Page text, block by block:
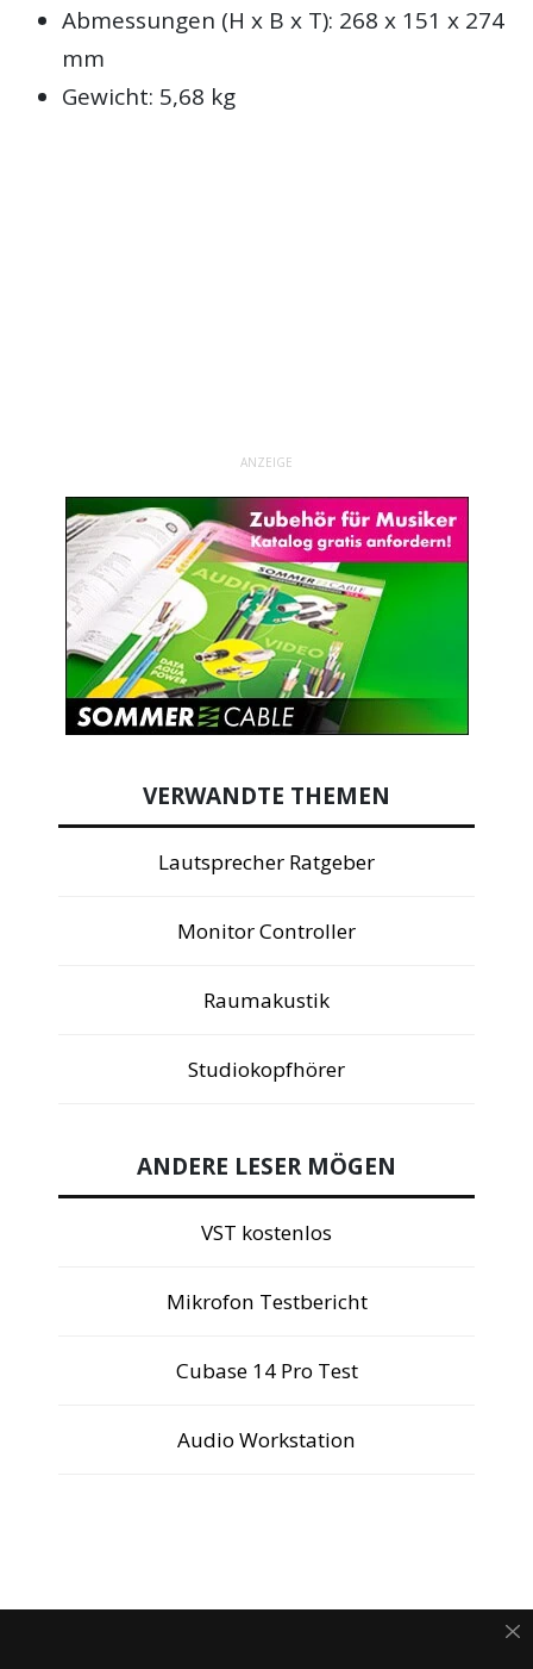
Abmessungen (H x B x T): 268 x 151 x 274
mm
Gewicht: 5,68 kg
ANZEIGE
VERWANDTE THEMEN
Lautsprecher Ratgeber
Monitor Controller
Raumakustik
Studiokopfhörer
ANDERE LESER MÖGEN
VST kostenlos
Mikrofon Testbericht
Cubase 14 Pro Test
Audio Workstation